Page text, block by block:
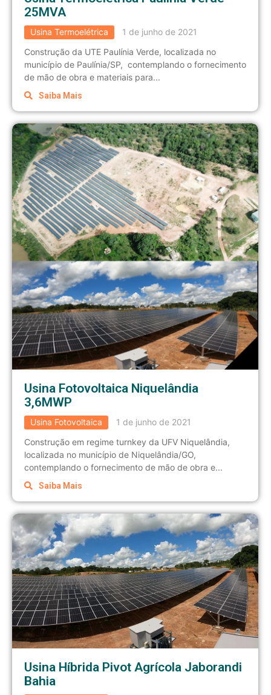
25MVA
Usina Termoelétrica
1 de junho de 2021
Construção da UTE Paulínia Verde, localizada no
município de Paulínia/SP, contemplando o fornecimento
de mão de obra e materiais para...
Saiba Mais
Usina Fotovoltaica Niquelândia
3,6MWP
Usina Fotovoltaica
1 de junho de 2021
Construção em regime turnkey da UFV Niquelândia,
localizada no município de Niquelândia/GO,
contemplando o fornecimento de mão de obra e...
Saiba Mais
Usina Híbrida Pivot Agrícola Jaborandi
Bahia